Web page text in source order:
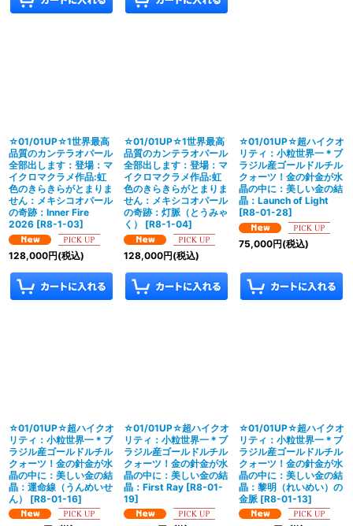
☆01/01UP☆1世界最高
品質のカンテラオパール
全部出します：登場：マ
イクロマクラメ作品:虹
色のきらきらがとまりま
せん：メキシコオパール
の奇跡：Inner Fire
2026 [R8-1-03]
128,000円(税込)
☆01/01UP☆1世界最高
品質のカンテラオパール
全部出します：登場：マ
イクロマクラメ作品:虹
色のきらきらがとまりま
せん：メキシコオパール
の奇跡：灯脈（とうみゃ
く）
[R8-1-04]
128,000円(税込)
☆01/01UP☆超ハイクオ
リティ：小粒世界一＊ブ
ラジル産ゴールドルチル
クォーツ！金の針金が水
晶の中に：美しい金の結
晶：Launch of Light
[R8-01-28]
75,000円(税込)
☆01/01UP☆超ハイクオ
リティ：小粒世界一＊ブ
ラジル産ゴールドルチル
クォーツ！金の針金が水
晶の中に：美しい金の結
晶：運命線（うんめいせ
ん）
[R8-01-16]
☆01/01UP☆超ハイクオ
リティ：小粒世界一＊ブ
ラジル産ゴールドルチル
クォーツ！金の針金が水
晶の中に：美しい金の結
晶：First Ray [R8-01-
19]
☆01/01UP☆超ハイクオ
リティ：小粒世界一＊ブ
ラジル産ゴールドルチル
クォーツ！金の針金が水
晶の中に：美しい金の結
晶：黎明（れいめい）の
金脈 [R8-01-13]